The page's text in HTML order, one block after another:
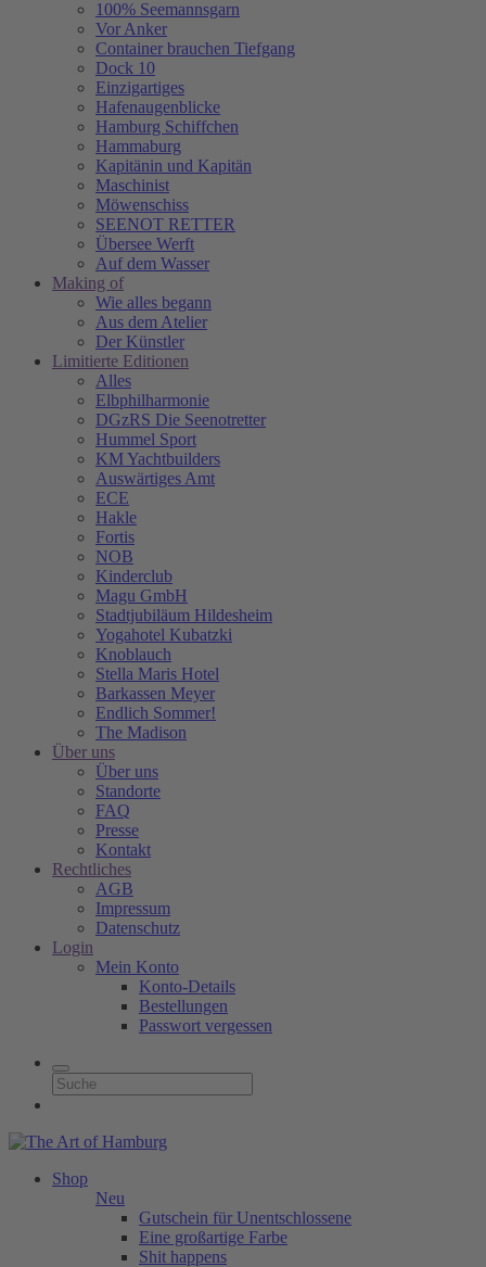
100% Seemannsgarn
Vor Anker
Container brauchen Tiefgang
Dock 10
Einzigartiges
Hafenaugen­blicke
Hamburg Schiffchen
Hammaburg
Kapitänin und Kapitän
Maschinist
Möwenschiss
SEENOT RETTER
Übersee Werft
Auf dem Wasser
Making of
Wie alles begann
Aus dem Atelier
Der Künstler
Limitierte Editionen
Alles
Elbphilharmonie
DGzRS Die Seenotretter
Hummel Sport
KM Yachtbuilders
Auswärtiges Amt
ECE
Hakle
Fortis
NOB
Kinderclub
Magu GmbH
Stadtjubiläum Hildesheim
Yogahotel Kubatzki
Knoblauch
Stella Maris Hotel
Barkassen Meyer
Endlich Sommer!
The Madison
Über uns
Über uns
Standorte
FAQ
Presse
Kontakt
Rechtliches
AGB
Impressum
Datenschutz
Login
Mein Konto
Konto-Details
Bestellungen
Passwort vergessen
Shop
Neu
Gutschein für Unentschlossene
Eine großartige Farbe
Shit happens